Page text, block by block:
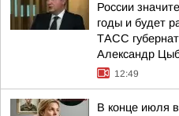
России
годы и будет
ТАСС
Александр
12:49
В конце июля